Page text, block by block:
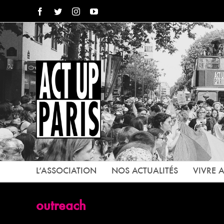
contenu
Facebook
TwitterInstagramYouTube
L’ASSOCIATION NOS ACTUALITÉS VIVRE
outreach